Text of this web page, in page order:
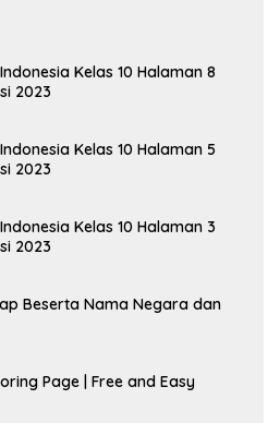
Kelas 10 Halaman 8
2023
Kelas 10 Halaman 5
2023
Kelas 10 Halaman 3
2023
Beserta Nama Negara dan
Page | Free and Easy